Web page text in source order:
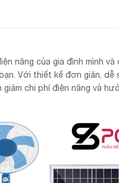
năng của gia đình mình
Với thiết kế đơn giản,
giảm chi phí điện năng và